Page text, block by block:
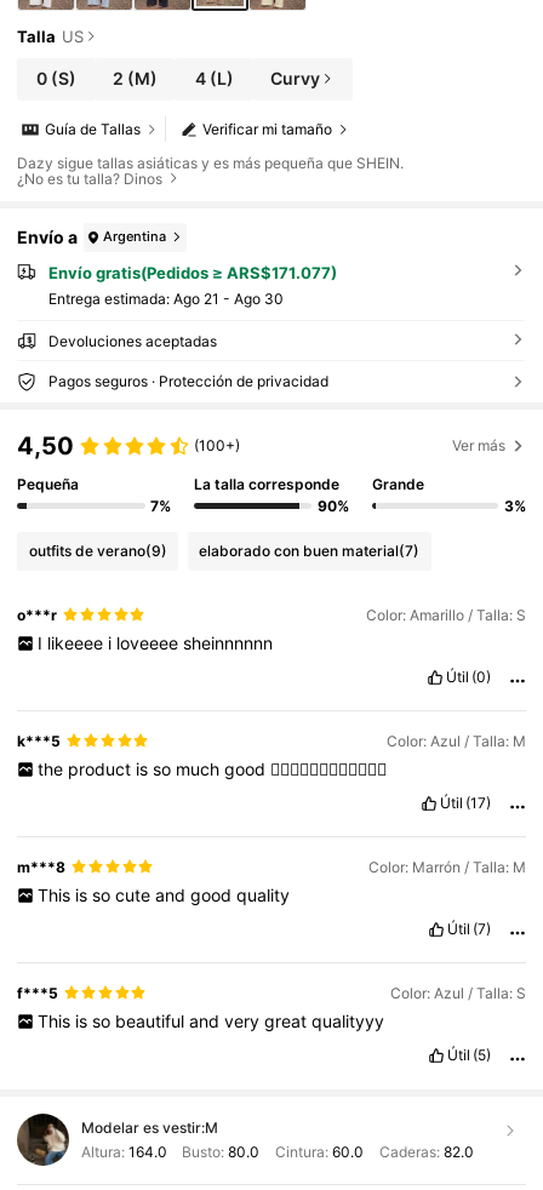
Talla US
0 (S) 2 (M) 4(L) Curvy
Verificar mi tamaño
Guía de Tallas
Dazy sigue tallas asiáticas y es más pequeña que SHEIN.
¿No es tu talla? Dinos
Envío a Argentina
Envío gratis(Pedidos ≥ ARS$171.077)
Entrega estimada: Ago 21 - Ago 30
Devoluciones aceptadas
Pagos seguros · Protección de privacidad
4,50 (100+) Ver más
Pequeña
7%
La talla corresponde
90%
Grande
3%
outfits de verano(9) elaborado con buen material(7)
o***r Color: Amarillo / Talla: S
I likeeee i loveeee sheinnnnnn
Útil (0)
k***5 Color: Azul / Talla: M
the product is so much good 👍🏻👍🏻👍🏻👍🏻👍🏻👍🏻
Útil (17)
m***8 Color: Marrón / Talla: M
This is so cute and good quality
Útil (7)
f***5 Color: Azul / Talla: S
This is so beautiful and very great qualityyy
Útil (5)
Modelar es vestir:M
Altura: 164.0 Busto:80.0 Cintura: 60.0 Caderas: 82.0